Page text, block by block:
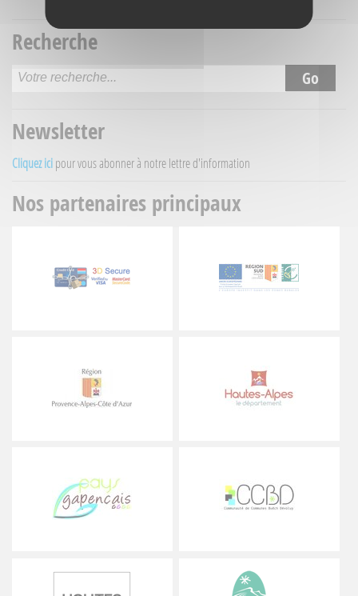
Recherche
Newsletter
Cliquez ici pour vous abonner à notre lettre d'information
Nos partenaires principaux